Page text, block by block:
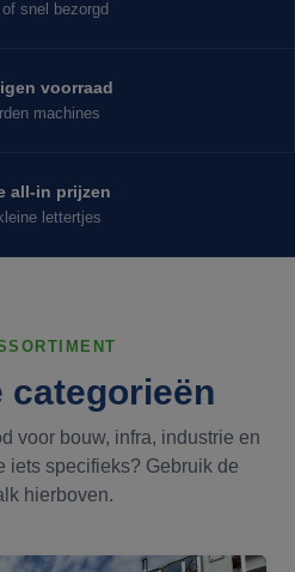
snel bezorgd
voorraad
machines
all-in prijzen
lettertjes
categorieën
voor bouw, infra, industrie en
iets specifieks? Gebruik de
hierboven.